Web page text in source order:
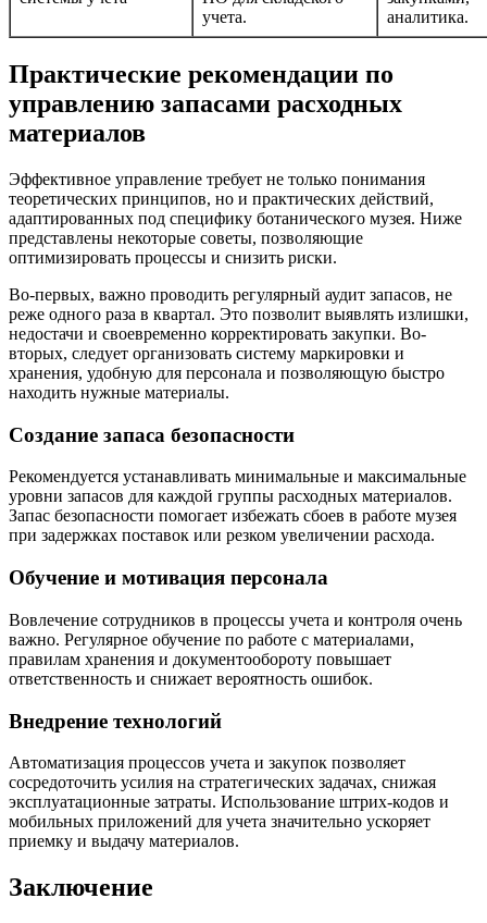
учета.
аналитика.
Практические рекомендации по
управлению запасами расходных
материалов
Эффективное управление требует не только понимания
теоретических принципов, но и практических действий,
адаптированных под специфику ботанического музея. Ниже
представлены некоторые советы, позволяющие
оптимизировать процессы и снизить риски.
Во-первых, важно проводить регулярный аудит запасов, не
реже одного раза в квартал. Это позволит выявлять излишки,
недостачи и своевременно корректировать закупки. Во-
вторых, следует организовать систему маркировки и
хранения, удобную для персонала и позволяющую быстро
находить нужные материалы.
Создание запаса безопасности
Рекомендуется устанавливать минимальные и максимальные
уровни запасов для каждой группы расходных материалов.
Запас безопасности помогает избежать сбоев в работе музея
при задержках поставок или резком увеличении расхода.
Обучение и мотивация персонала
Вовлечение сотрудников в процессы учета и контроля очень
важно. Регулярное обучение по работе с материалами,
правилам хранения и документообороту повышает
ответственность и снижает вероятность ошибок.
Внедрение технологий
Автоматизация процессов учета и закупок позволяет
сосредоточить усилия на стратегических задачах, снижая
эксплуатационные затраты. Использование штрих-кодов и
мобильных приложений для учета значительно ускоряет
приемку и выдачу материалов.
Заключение